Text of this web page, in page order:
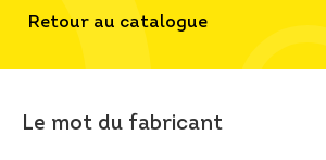
Retour au catalogue
Le mot du fabricant